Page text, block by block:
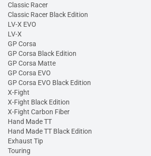
Classic Racer
Classic Racer Black Edition
LV-X EVO
LV-X
GP Corsa
GP Corsa Black Edition
GP Corsa Matte
GP Corsa EVO
GP Corsa EVO Black Edition
X-Fight
X-Fight Black Edition
X-Fight Carbon Fiber
Hand Made TT
Hand Made TT Black Edition
Exhaust Tip
Touring